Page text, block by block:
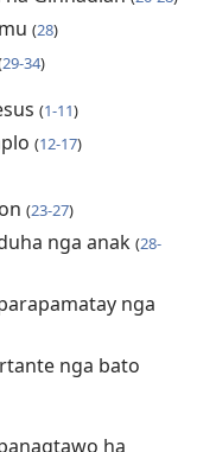
(28)
29-34)
(1-11)
(12-17)
(23-27)
nga anak (28-
nga
nga bato
ha